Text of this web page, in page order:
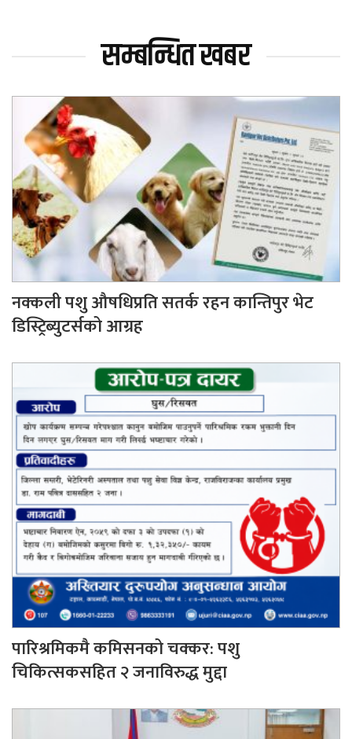
सम्बन्धित खबर
नक्कली पशु औषधिप्रति सतर्क रहन कान्तिपुर भेट
डिस्ट्रिब्युटर्सको आग्रह
पारिश्रमिकमै कमिसनको चक्कर: पशु
चिकित्सकसहित २ जनाविरुद्ध मुद्दा